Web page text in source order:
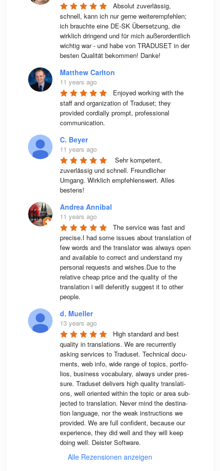
Absolut zuverlässig,
schnell, kann ich nur gerne weiterempfehlen;
ich brauchte eine DE-SK Übersetzung, die
wirklich dringend und für mich außerordentlich
wichtig war - und habe von TRADUSET in der
besten Qualität bekommen! Danke!
Matthew Carlton
11 years ago
Enjoyed working with the
staff and organization of Traduset; they
provided cordially prompt, professional
communication.
C. Beyer
11 years ago
Sehr kompetent,
zuverlässig und schnell. Freundlicher
Umgang. Wirklich empfehlenswert. Alles
bestens!
Andrea Annibal
11 years ago
The service was fast and
precise.I had some issues about translation of
few words and the translator was always open
and available to correct and understand my
personal requests and wishes.Due to the
relative cheap price and the quality of the
translation i will defenitly suggest it to other
people.
d. Mueller
13 years ago
High stan­dard and best
qua­lity in trans­la­ti­ons. We are recur­rently
asking ser­vices to Tra­du­set. Tech­ni­cal docu­
ments, web info, wide range of topics, port­fo­
lios, busi­ness voca­bu­lary, always under pres­
sure. Tra­du­set deli­vers high qua­lity trans­la­ti­
ons, well ori­en­ted wit­hin the topic or area sub­
jec­ted to trans­la­tion. Never mind the desti­na­
tion lan­guage, nor the weak instruc­tions we
pro­vi­ded. We are full con­fi­dent, because our
expe­ri­ence, they did well and they will keep
doing well. Deis­ter Software.
Alle Rezensionen anzeigen